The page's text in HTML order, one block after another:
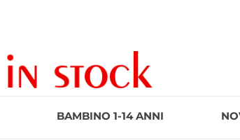
BAMBINO 1-14 ANNI